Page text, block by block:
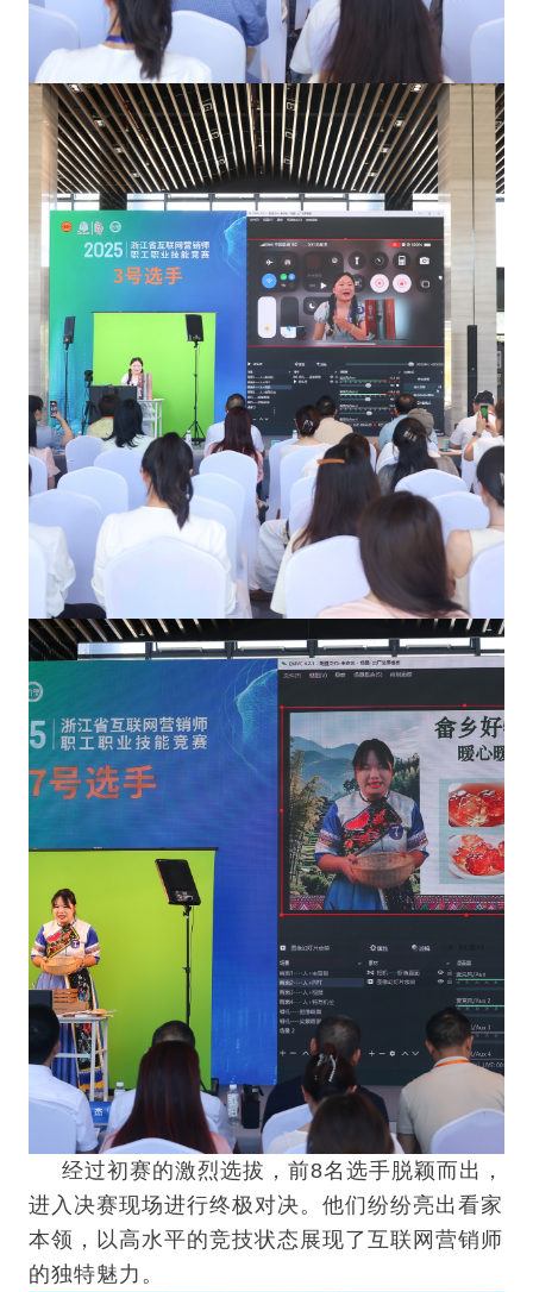
经过初赛的激烈选拔，前8名选手脱颖而出，
进入决赛现场进行终极对决。他们纷纷亮出看家
本领，以高水平的竞技状态展现了互联网营销师
的独特魅力。